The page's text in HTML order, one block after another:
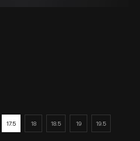
17.5 18 18.5 19 19.5